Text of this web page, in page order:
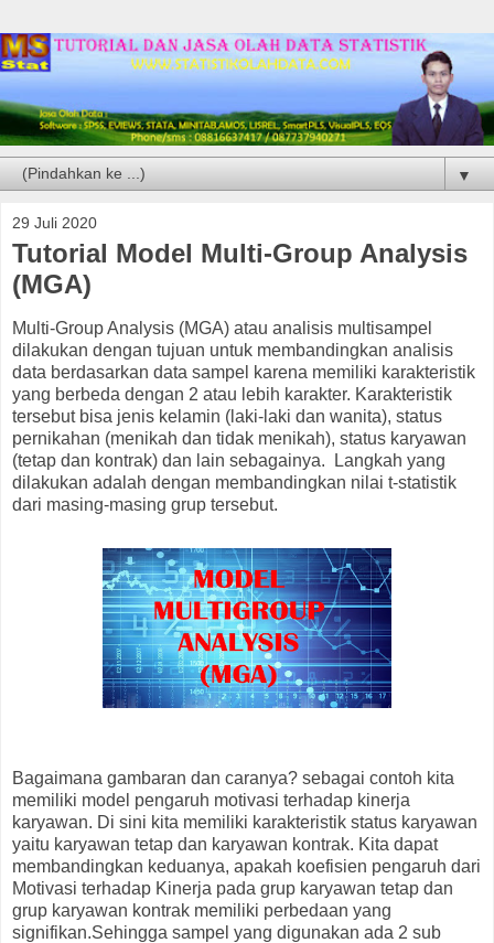
▼
29 Juli 2020
Tutorial Model Multi-Group Analysis
(MGA)
Multi-Group Analysis (MGA) atau analisis multisampel
dilakukan dengan tujuan untuk membandingkan analisis
data berdasarkan data sampel karena memiliki karakteristik
yang berbeda dengan 2 atau lebih karakter. Karakteristik
tersebut bisa jenis kelamin (laki-laki dan wanita), status
pernikahan (menikah dan tidak menikah), status karyawan
(tetap dan kontrak) dan lain sebagainya. Langkah yang
dilakukan adalah dengan membandingkan nilai t-statistik
dari masing-masing grup tersebut.
Bagaimana gambaran dan caranya? sebagai contoh kita
memiliki model pengaruh motivasi terhadap kinerja
karyawan. Di sini kita memiliki karakteristik status karyawan
yaitu karyawan tetap dan karyawan kontrak. Kita dapat
membandingkan keduanya, apakah koefisien pengaruh dari
Motivasi terhadap Kinerja pada grup karyawan tetap dan
grup karyawan kontrak memiliki perbedaan yang
signifikan.Sehingga sampel yang digunakan ada 2 sub